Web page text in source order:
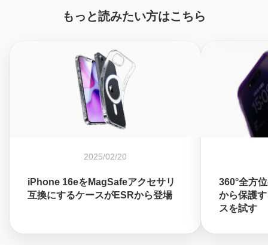
もっと読みたい方はこちら
2025/02/20
iPhone 16eをMagSafeアクセサリ
互換にするケースがESRから登場
360°全方
から保護
スを試す